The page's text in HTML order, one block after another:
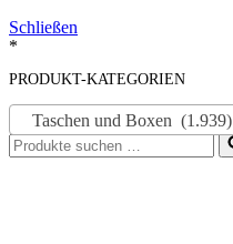
Schließen
*
PRODUKT-KATEGORIEN
Taschen und Boxen (1.939)
Suchen
nach …